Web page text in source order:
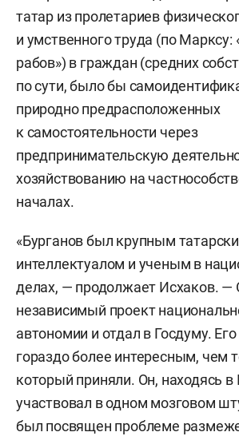
татар из пролетариев
и умственного труда (по
рабов») в граждан (средних
по сути, было бы
природно предрасположенных
к самостоятельности через
предпринимательскую
хозяйствованию на
началах.
«Бурганов был крупным
интеллектуалом и ученым в
делах, — продолжает Исхаков. —
независимый проект
автономии и отдал в Госдуму.
гораздо более интересным, чем
который приняли. Он, находясь в
участвовал в одном мозговом
был посвящен проблеме